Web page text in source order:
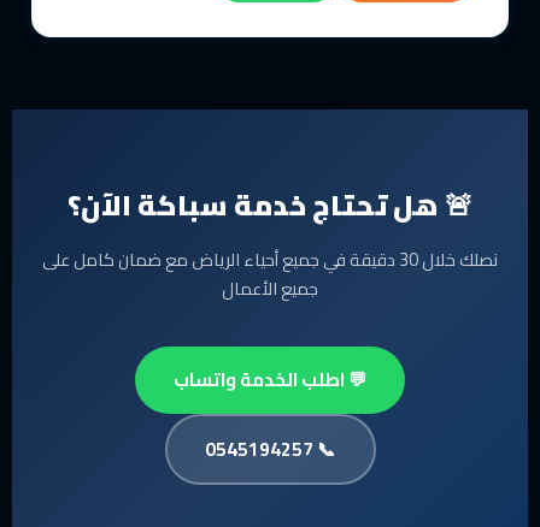
🚨 هل تحتاج خدمة سباكة الآن؟
نصلك خلال 30 دقيقة في جميع أحياء الرياض مع ضمان كامل على
جميع الأعمال
💬 اطلب الخدمة واتساب
📞 0545194257